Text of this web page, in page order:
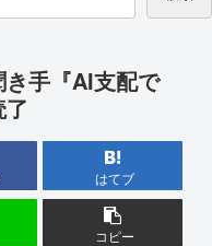
手『AI支配で
はてブ
コピー